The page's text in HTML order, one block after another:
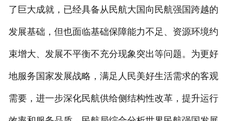
了巨大成就，已经具备从民航大国向民航强国跨越的
发展基础，但也面临基础保障能力不足、资源环境约
束增大、发展不平衡不充分现象突出等问题。为更好
地服务国家发展战略，满足人民美好生活需求的客观
需要，进一步深化民航供给侧结构性改革，提升运行